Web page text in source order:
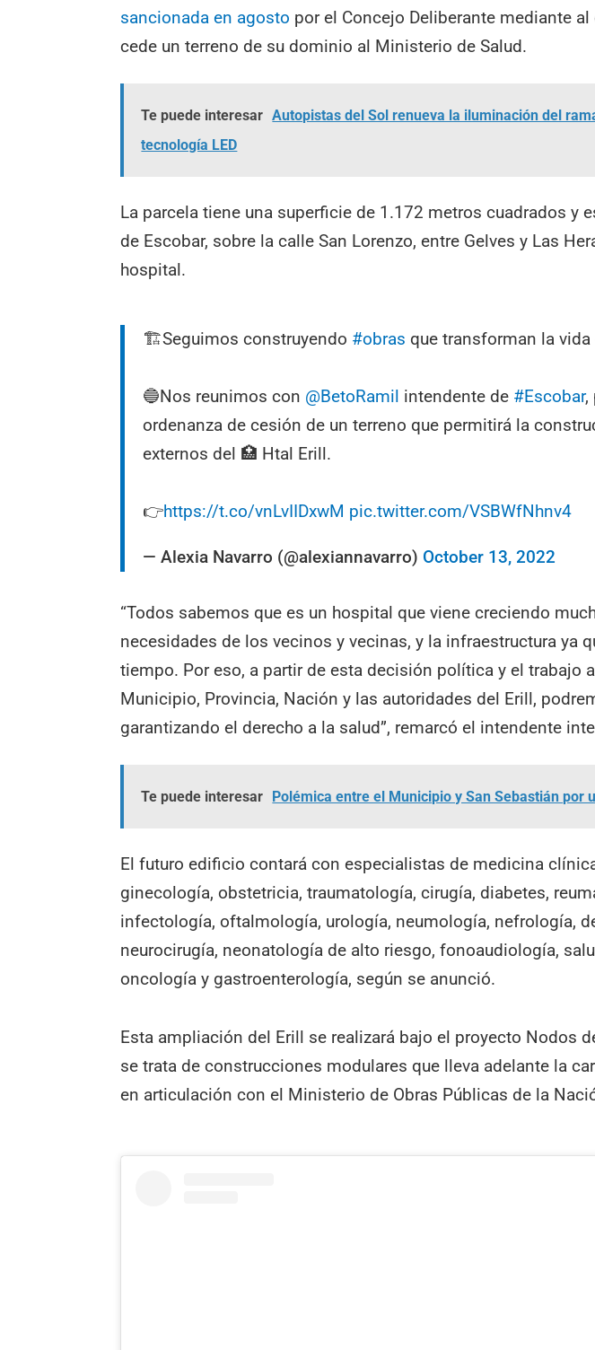
sancionada en agosto por el Concejo Deliberante mediante
cede un terreno de su dominio al Ministerio de Salud.
Te puede interesar Autopistas del Sol renueva la iluminación del
tecnología LED
La parcela tiene una superficie de 1.172 metros cuadrados y
de Escobar, sobre la calle San Lorenzo, entre Gelves y Las
hospital.
🏗Seguimos construyendo #obras que transforman la
🔵Nos reunimos con @BetoRamil intendente de #Escobar,
ordenanza de cesión de un terreno que permitirá la
externos del 🏥 Htal Erill.
👉https://t.co/vnLvIIDxwM pic.twitter.com/VSBWfNhnv4
— Alexia Navarro (@alexiannavarro) October 13, 2022
“Todos sabemos que es un hospital que viene creciendo
necesidades de los vecinos y vecinas, y la infraestructura ya
tiempo. Por eso, a partir de esta decisión política y el trabajo
Municipio, Provincia, Nación y las autoridades del Erill,
garantizando el derecho a la salud”, remarcó el intendente
Te puede interesar Polémica entre el Municipio y San Sebastián por
El futuro edificio contará con especialistas de medicina
ginecología, obstetricia, traumatología, cirugía, diabetes,
infectología, oftalmología, urología, neumología, nefrología,
neurocirugía, neonatología de alto riesgo, fonoaudiología,
oncología y gastroenterología, según se anunció.
Esta ampliación del Erill se realizará bajo el proyecto Nodos
se trata de construcciones modulares que lleva adelante la
en articulación con el Ministerio de Obras Públicas de la